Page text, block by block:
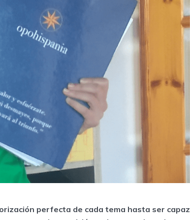
perfecta de cada tema hasta ser capaz